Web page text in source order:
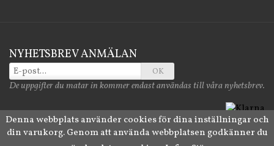
NYHETSBREV ANMÄLAN
OK
De uppgifter du matar in kommer endast användas till våra nyhetsbrev.
Drift & produktion: Wikinggruppen
Denna webbplats använder cookies för dina inställningar och
din varukorg. Genom att använda webbplatsen godkänner du